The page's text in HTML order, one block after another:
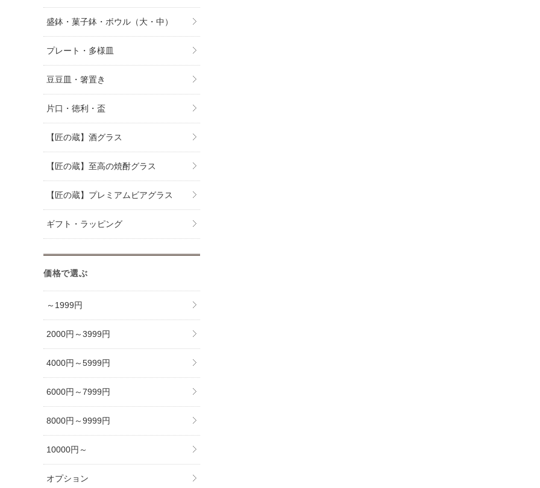
盛鉢・菓子鉢・ボウル（大・中）
プレート・多様皿
豆豆皿・箸置き
片口・徳利・盃
【匠の蔵】酒グラス
【匠の蔵】至高の焼酎グラス
【匠の蔵】プレミアムビアグラス
ギフト・ラッピング
価格で選ぶ
～1999円
2000円～3999円
4000円～5999円
6000円～7999円
8000円～9999円
10000円～
オプション